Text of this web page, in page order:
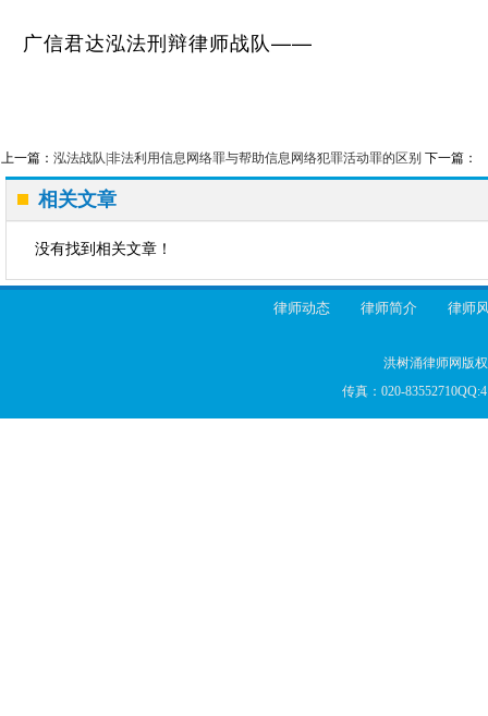
广信君达泓法刑辩律师战队——
上一篇： 泓法战队|非法利用信息网络罪与帮助信息网络犯罪活动罪的区别 下一篇：
相关文章
没有找到相关文章！
律师动态 律师简介 律师
洪树涌律师网版
传真：020-